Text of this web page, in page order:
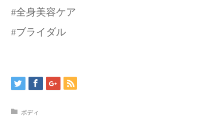
#全身美容ケア
#ブライダル
ボディ